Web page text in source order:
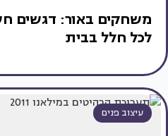
משחקים באור: דגשים
לכל חלל בבית
עיצוב פנים